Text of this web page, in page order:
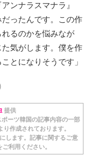
ンナラスマナラ』
ったんです。この作
るのかを悩みなが
気がします。僕を作
とになりそうです」
提供
ーツ韓国の記事内容の一部
作成されております。
します。記事に関するご意
ご利用ください。